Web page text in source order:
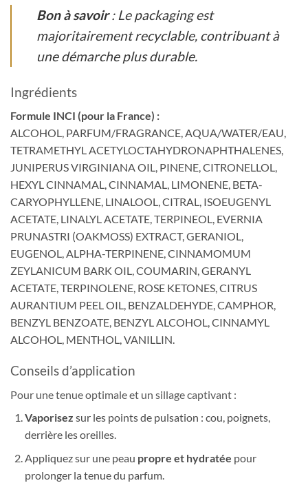
Bon à savoir: Le packaging est
majoritairement recyclable, contribuant à
une démarche plus durable.
Ingrédients
Formule INCI (pour la France) :
ALCOHOL, PARFUM/FRAGRANCE, AQUA/WATER/EAU,
TETRAMETHYL ACETYLOCTAHYDRONAPHTHALENES,
JUNIPERUS VIRGINIANA OIL, PINENE, CITRONELLOL,
HEXYL CINNAMAL, CINNAMAL, LIMONENE, BETA-
CARYOPHYLLENE, LINALOOL, CITRAL, ISOEUGENYL
ACETATE, LINALYL ACETATE, TERPINEOL, EVERNIA
PRUNASTRI (OAKMOSS) EXTRACT, GERANIOL,
EUGENOL, ALPHA-TERPINENE, CINNAMOMUM
ZEYLANICUM BARK OIL, COUMARIN, GERANYL
ACETATE, TERPINOLENE, ROSE KETONES, CITRUS
AURANTIUM PEEL OIL, BENZALDEHYDE, CAMPHOR,
BENZYL BENZOATE, BENZYL ALCOHOL, CINNAMYL
ALCOHOL, MENTHOL, VANILLIN.
Conseils d’application
Pour une tenue optimale et un sillage captivant :
Vaporisez sur les points de pulsation : cou, poignets,
derrière les oreilles.
Appliquez sur une peau propre et hydratée pour
prolonger la tenue du parfum.